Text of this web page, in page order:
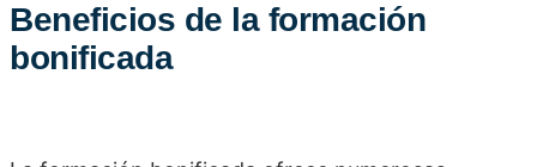
Beneficios de la formación
bonificada